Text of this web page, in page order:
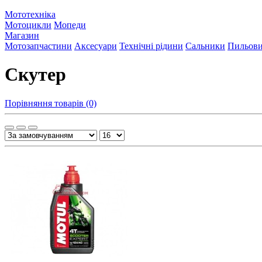
Мототехніка
Мотоцикли Мопеди
Магазин
Мотозапчастини Аксесуари Технічні рідини Сальники
Скутер
Порівняння товарів (0)